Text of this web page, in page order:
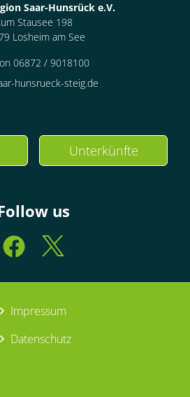
Saar-Hunsrück e.V.
Stausee 198
Losheim am See
06872 / 9018100
hunsrueck-steig.de
Unterkünfte
us
Impressum
Datenschutz